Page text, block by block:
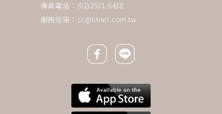
傳真電話：(02)2531-6438
服務信箱： cc@btnet.com.tw
Facebook icon
Line icon